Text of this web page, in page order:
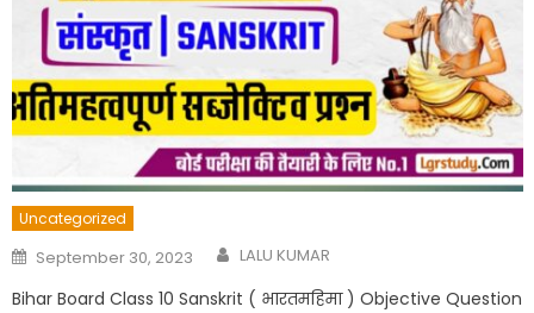
Uncategorized
Posted
on
September 30, 2023 Author
LALU KUMAR
Bihar Board Class 10 Sanskrit ( भारतमहिमा ) Objective Question